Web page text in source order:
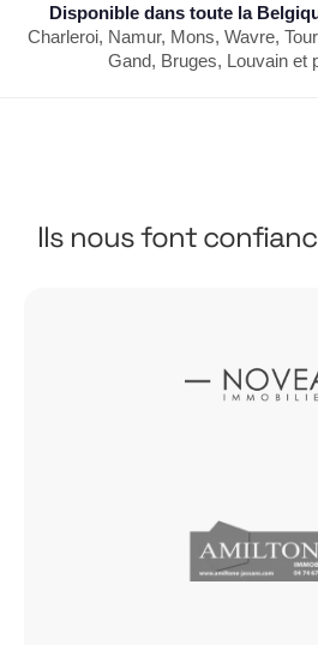
Disponible dans toute la
Charleroi, Namur, Mons, Wavre,
Gand, Bruges, Louvain et
Ils nous font